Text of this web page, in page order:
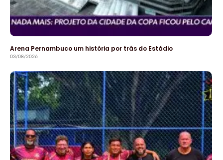
Arena Pernambuco um história por trás do Estádio
03/08/2026